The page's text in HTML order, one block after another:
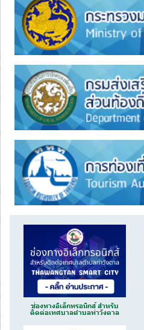
ช่องทางอิเล็กทรอนิกส์ สำหรับ
ติดต่อเทศบาลตำบลท่าวังตาล